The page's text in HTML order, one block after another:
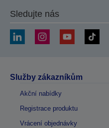
Sledujte nás
Služby zákazníkům
Akční nabídky
Registrace produktu
Vrácení objednávky